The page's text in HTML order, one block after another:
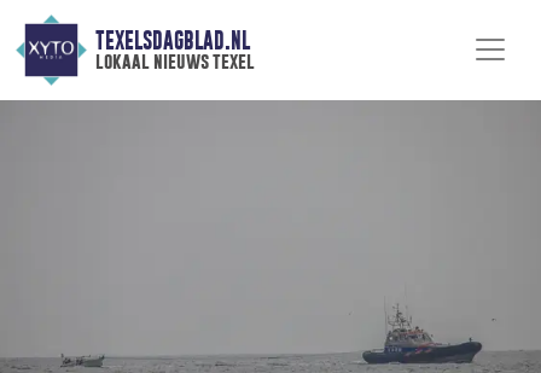
TEXELSDAGBLAD.NL
lokaal nieuws texel